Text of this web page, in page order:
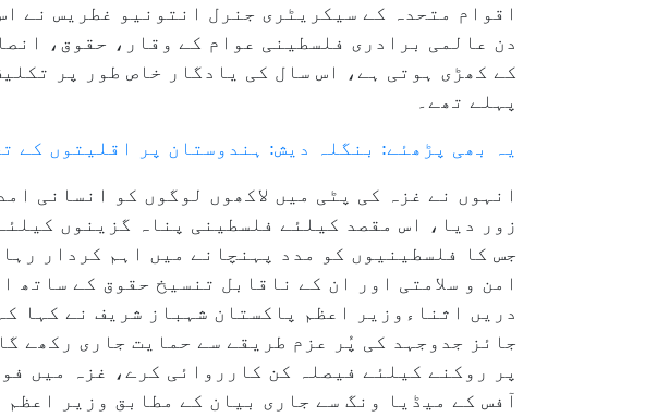
اقوام متحدہ کے سیکریٹری جنرل انتونیو غطریس نے
دن عالمی برادری فلسطینی عوام کے وقار، حقوق،
کے کھڑی ہوتی ہے، اس سال کی یادگار خاص طور پر
پہلے تھے۔
یہ بھی پڑھئے: بنگلہ دیش: ہندوستان پر اقلیتوں کے
انہوں نے غزہ کی پٹی میں لاکھوں لوگوں کو انسانی
زور دیا، اس مقصد کیلئے فلسطینی پناہ گزینوں
جس کا فلسطینیوں کو مدد پہنچانے میں اہم کردار
امن و سلامتی اور ان کے ناقابل تنسیخ حقوق کے ساتھ
دریں اثناءوزیر اعظم پاکستان شہباز شریف نے کہا
جائز جدوجہد کی پُر عزم طریقے سے حمایت جاری رکھے
پر روکنے کیلئے فیصلہ کن کارروائی کرے، غزہ میں
آفس کے میڈیا ونگ سے جاری بیان کے مطابق وزیر